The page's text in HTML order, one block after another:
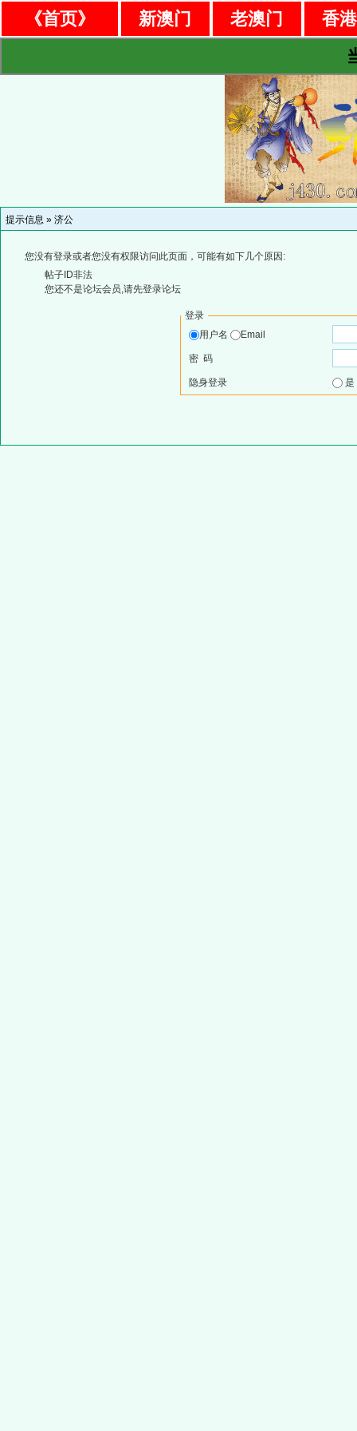
《首页》 新澳门 老澳门
香
提示信息 » 济公
您没有登录或者您没有权限访问此页面，可能有如下几个原因:
帖子ID非法
您还不是论坛会员,请先登录论坛
登录
用户名
Email
密 码
隐身登录